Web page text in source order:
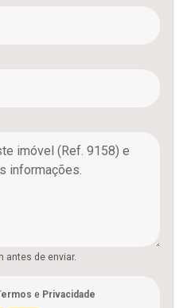
antes de enviar.
e Privacidade